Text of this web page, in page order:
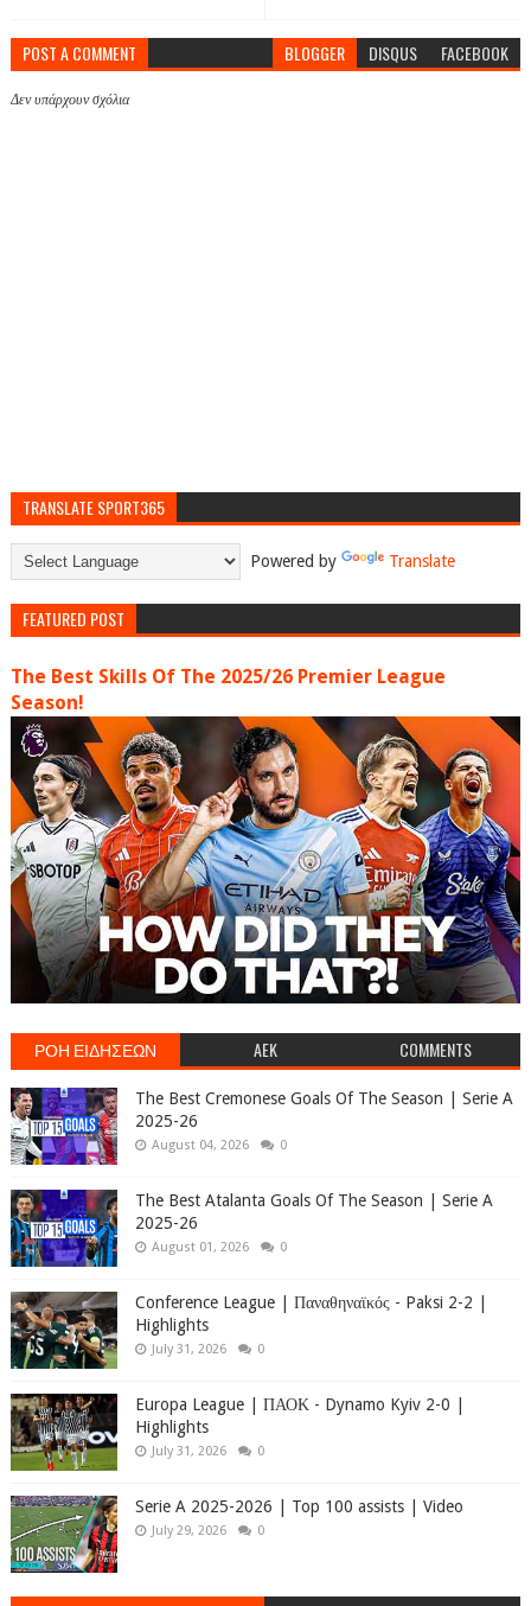
POST A COMMENT BLOGGER DISQUS FACEBOOK
Δεν υπάρχουν σχόλια
TRANSLATE SPORT365
Powered by Translate
FEATURED POST
The Best Skills Of The 2025/26 Premier League
Season!
ΡΟΗ ΕΙΔΗΣΕΩΝ AEK COMMENTS
The Best Cremonese Goals Of The Season | Serie A
2025-26
August 04, 2026 0
The Best Atalanta Goals Of The Season | Serie A
2025-26
August 01, 2026 0
Conference League | Παναθηναϊκός - Paksi 2-2 |
Highlights
July 31, 2026 0
Europa League | ΠΑΟΚ - Dynamo Kyiv 2-0 |
Highlights
July 31, 2026 0
Serie A 2025-2026 | Top 100 assists | Video
July 29, 2026 0